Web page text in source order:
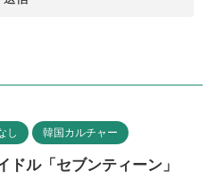
し 韓国カルチャー
ドル「セブンティーン」